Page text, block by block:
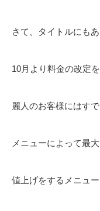
さて、タイトルにも
10月より料金の改定を
麗人のお客様にはす
メニューによって最
値上げをするメニュー